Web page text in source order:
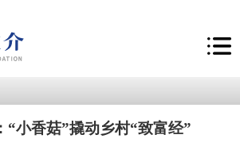
“小香菇”撬动乡村“致富经”